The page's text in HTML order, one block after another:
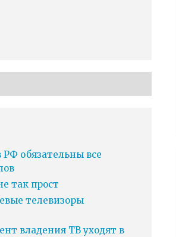
обязательны все
так прост
телевизоры
владения ТВ уходят в